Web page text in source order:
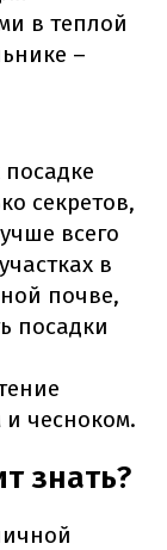
в теплой
–
секретов,
всего
в
почве,
посадки
и чесноком.
знать?